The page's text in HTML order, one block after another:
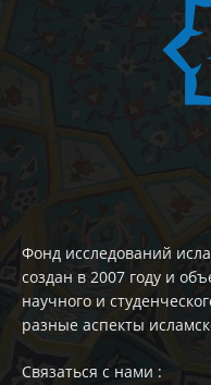
Фонд исследований
создан в 2007 году и
научного и
разные аспекты
Cвязаться с нами :